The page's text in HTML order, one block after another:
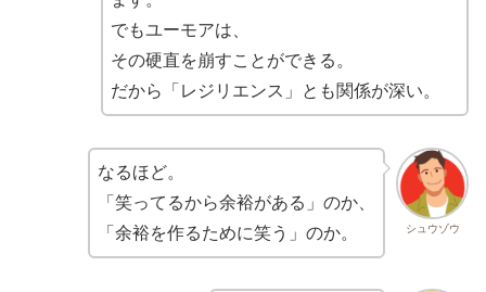
でもユーモアは、
その硬直を崩すことができる。
だから「レジリエンス」とも関係が深い。
シュウゾウ
なるほど。
「笑ってるから余裕がある」のか、
「余裕を作るために笑う」のか。